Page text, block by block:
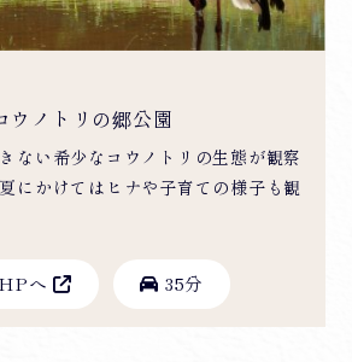
ウノトリの郷公園
ない希少なコウノトリの生態が観察
にかけてはヒナや子育ての様子も観
へ 35分